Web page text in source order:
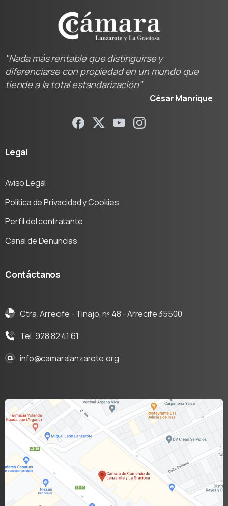
"Nada más rentable que distinguirse y
diferenciarse con propiedad en un mundo que
tiende a la total estandarización"
César Manrique
Legal
Aviso Legal
Política de Privacidad y Cookies
Perfil del contratante
Canal de Denuncias
Contáctanos
Ctra. Arrecife - Tinajo, nº 48 - Arrecife 35500
Tel: 928 82 41 61
info@camaralanzarote.org